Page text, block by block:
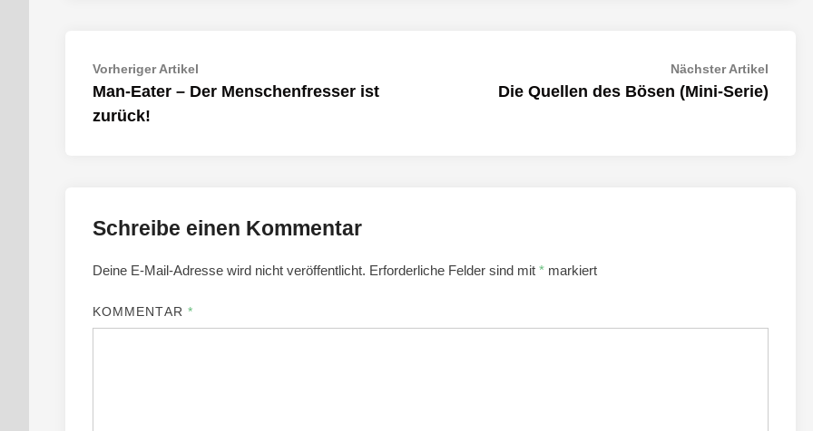
Beitragsnavigation
Vorheriger Artikel
Artikel:
Man-Eater – Der Menschenfresser ist
zurück!
Nächster Artikel
Die Quellen des Bösen (Mini-Serie)
Schreibe einen Kommentar
Deine E-Mail-Adresse wird nicht veröffentlicht. Erforderliche Felder sind mit * markiert
KOMMENTAR *